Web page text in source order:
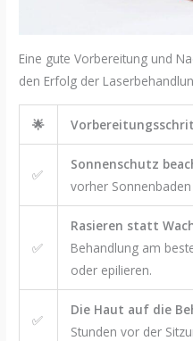
Eine gute Vorbereitung und
den Erfolg der
🌟
✅
Sonnenschutz
vorher
✅
Rasieren statt
Behandlung am
oder epilieren.
✅
Die Haut auf die
Stunden vor der